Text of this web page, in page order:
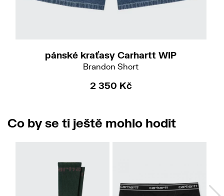
pánské kraťasy Carhartt WIP
Brandon Short
2 350 Kč
Co by se ti ještě mohlo hodit